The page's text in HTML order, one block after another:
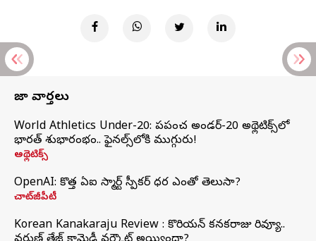
తాజా వార్తలు
World Athletics Under-20: ప్రపంచ అండర్-20 అథ్లెటిక్స్‌లో
భారత్‌ శుభారంభం.. ఫైనల్స్‌లోకి ముగ్గురు!
అథ్లెటిక్స్
OpenAI: కొత్త ఏఐ స్మార్ట్ స్పీకర్ ధర ఎంతో తెలుసా?
చాట్‌జీపీటీ
Korean Kanakaraju Review : కొరియన్ కనకరాజు రివ్యూ..